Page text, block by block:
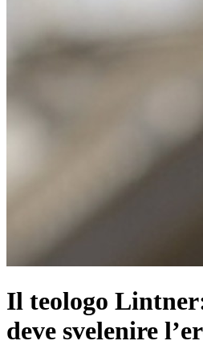
Il teologo
deve svelenire